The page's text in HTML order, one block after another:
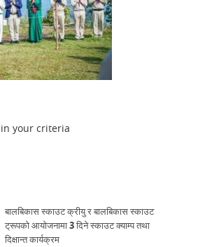
your criteria
बालबिकास स्काउट क्रीयु र बालबिकास स्काउट
ट्रूपको आयोजनामा 3 दिने स्काउट क्याम्प तथा
दिक्षान्त कार्यक्रम